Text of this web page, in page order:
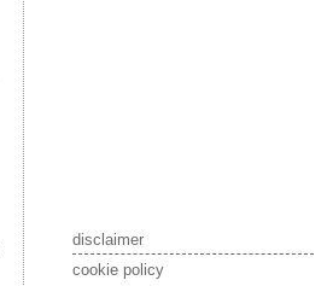
disclaimer
cookie policy